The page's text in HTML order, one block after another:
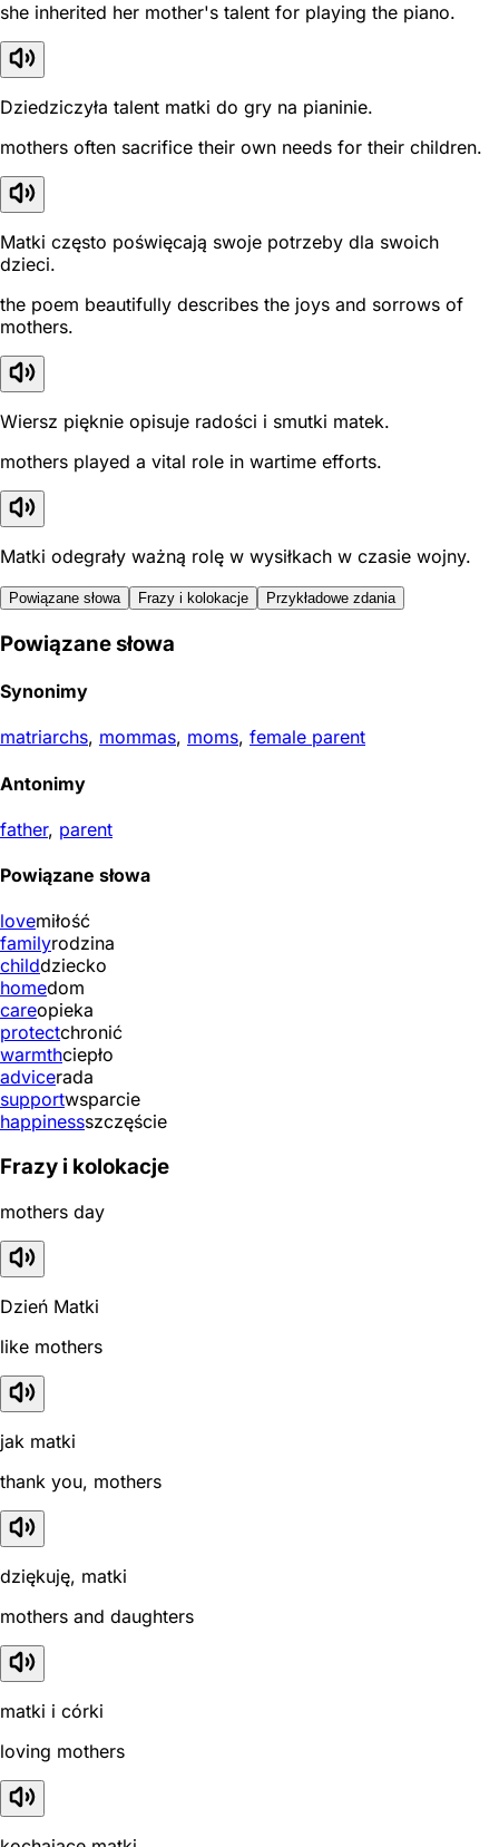
she inherited her mother's talent for playing the piano.
Dziedziczyła talent matki do gry na pianinie.
mothers often sacrifice their own needs for their children.
Matki często poświęcają swoje potrzeby dla swoich
dzieci.
the poem beautifully describes the joys and sorrows of
mothers.
Wiersz pięknie opisuje radości i smutki matek.
mothers played a vital role in wartime efforts.
Matki odegrały ważną rolę w wysiłkach w czasie wojny.
Powiązane słowa Frazy i kolokacje Przykładowe zdania
Powiązane słowa
Synonimy
matriarchs, mommas, moms, female parent
Antonimy
father, parent
Powiązane słowa
lovemiłość
familyrodzina
childdziecko
homedom
careopieka
protectchronić
warmthciepło
advicerada
supportwsparcie
happinessszczęście
Frazy i kolokacje
mothers day
Dzień Matki
like mothers
jak matki
thank you, mothers
dziękuję, matki
mothers and daughters
matki i córki
loving mothers